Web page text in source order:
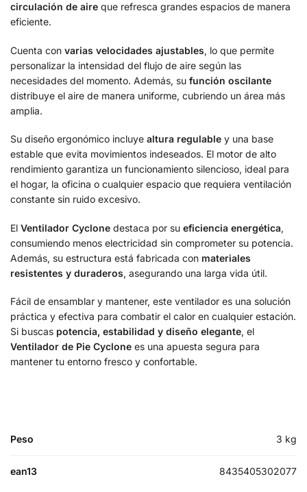
circulación de aire que refresca grandes espacios de manera
eficiente.
Cuenta con varias velocidades ajustables, lo que permite
personalizar la intensidad del flujo de aire según las
necesidades del momento. Además, su función oscilante
distribuye el aire de manera uniforme, cubriendo un área más
amplia.
Su diseño ergonómico incluye altura regulable y una base
estable que evita movimientos indeseados. El motor de alto
rendimiento garantiza un funcionamiento silencioso, ideal para
el hogar, la oficina o cualquier espacio que requiera ventilación
constante sin ruido excesivo.
El Ventilador Cyclone destaca por su eficiencia energética,
consumiendo menos electricidad sin comprometer su potencia.
Además, su estructura está fabricada con materiales
resistentes y duraderos, asegurando una larga vida útil.
Fácil de ensamblar y mantener, este ventilador es una solución
práctica y efectiva para combatir el calor en cualquier estación.
Si buscas potencia, estabilidad y diseño elegante, el
Ventilador de Pie Cyclone es una apuesta segura para
mantener tu entorno fresco y confortable.
Peso 3 kg
ean13 8435405302077